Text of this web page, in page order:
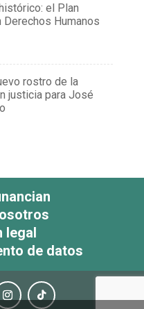
el Plan
Derechos Humanos
rostro de la
justicia para José
legal
de datos